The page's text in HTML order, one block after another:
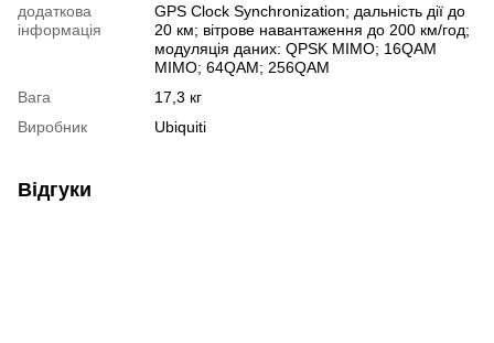
додаткова
інформація
GPS Clock Synchronization; дальність дії до
20 км; вітрове навантаження до 200 км/год;
модуляція даних: QPSK MIMO; 16QAM
MIMO; 64QAM; 256QAM
Вага
17,3 кг
Виробник
Ubiquiti
Відгуки